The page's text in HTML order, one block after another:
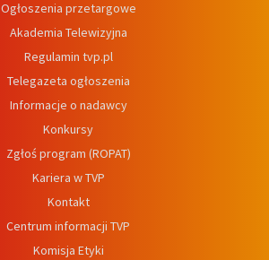
Ogłoszenia przetargowe
Akademia Telewizyjna
Regulamin tvp.pl
Telegazeta ogłoszenia
Informacje o nadawcy
Konkursy
Zgłoś program (ROPAT)
Kariera w TVP
Kontakt
Centrum informacji TVP
Komisja Etyki